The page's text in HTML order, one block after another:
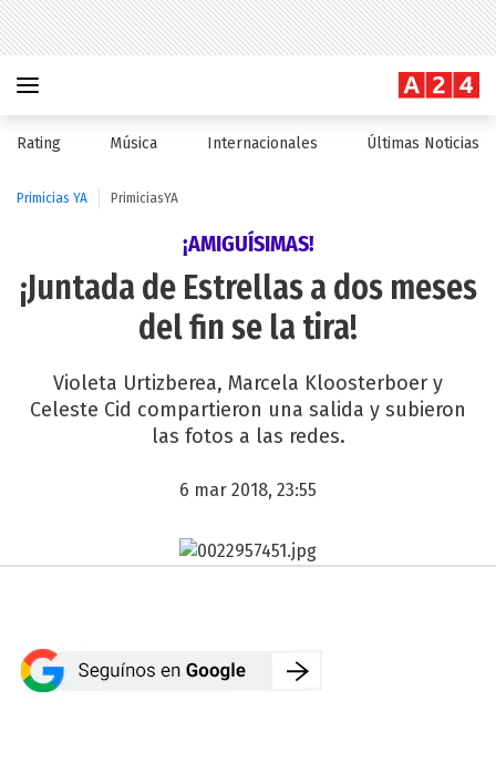
Rating Música Internacionales Últimas Noticias
Primicias YA PrimiciasYA
¡AMIGUÍSIMAS!
¡Juntada de Estrellas a dos meses
del fin se la tira!
Violeta Urtizberea, Marcela Kloosterboer y
Celeste Cid compartieron una salida y subieron
las fotos a las redes.
6 mar 2018, 23:55